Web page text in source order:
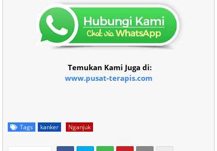
Temukan Kami Juga di:
www.pusat-terapis.com
Tags kanker Nganjuk